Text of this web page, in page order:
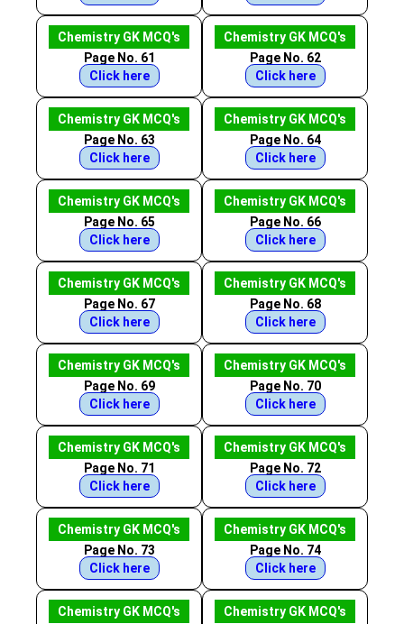
Chemistry GK MCQ's
Page No. 61
Click here
Chemistry GK MCQ's
Page No. 62
Click here
Chemistry GK MCQ's
Page No. 63
Click here
Chemistry GK MCQ's
Page No. 64
Click here
Chemistry GK MCQ's
Page No. 65
Click here
Chemistry GK MCQ's
Page No. 66
Click here
Chemistry GK MCQ's
Page No. 67
Click here
Chemistry GK MCQ's
Page No. 68
Click here
Chemistry GK MCQ's
Page No. 69
Click here
Chemistry GK MCQ's
Page No. 70
Click here
Chemistry GK MCQ's
Page No. 71
Click here
Chemistry GK MCQ's
Page No. 72
Click here
Chemistry GK MCQ's
Page No. 73
Click here
Chemistry GK MCQ's
Page No. 74
Click here
Chemistry GK MCQ's
Chemistry GK MCQ's